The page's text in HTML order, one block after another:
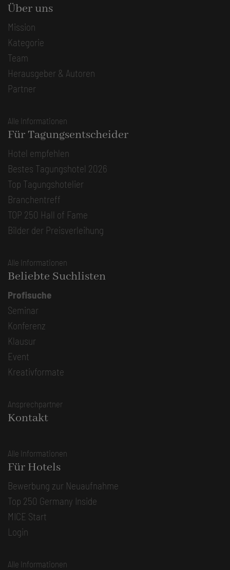
Über uns
Mission
Kategorie
Team
Herausgeber & Autoren
Partner
Alle Informationen
Für Tagungsentscheider
Hotel empfehlen
Bestes Tagungshotel 2026
Top Tagungshotelier
Branchentreff
TOP 250 Hall of Fame
Bilder der Preisverleihung
Alle Informationen
Beliebte Suchlisten
Profisuche
Seminar
Konferenz
Klausur
Event
Kreativformate
Ansprechpartner
Kontakt
Alle Informationen
Für Hotels
Bewerbung zur Neuaufnahme
Top 250 Germany Inside
MICE Start
Login
Alle Informationen